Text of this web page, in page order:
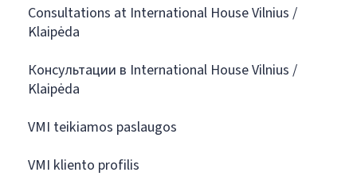
Consultations at International House Vilnius /
Klaipėda
Консультации в International House Vilnius /
Klaipėda
VMI teikiamos paslaugos
VMI kliento profilis